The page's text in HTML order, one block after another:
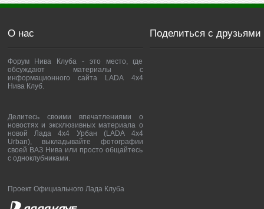
О нас
Форум Нива Клуба - это место, где
обсуждают материалы с
информационного сайта LADA 4x4
Нива Клуб.
Делитесь своими впечатлениями о
новостях и эксклюзивных материала о
новой Лада 4х4 Урбан (LADA 4x4
Urban), выкладывайте фотографии
своей ВАЗ Нива или просто общайтесь
с одноклубниками.
Проект Официального Лада Клуба
Поделиться с друзьями